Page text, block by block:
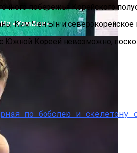
Портал
«Уэмбли»
побережья Корейского
Ким Чен Ын и
Южной Кореей невозможно,